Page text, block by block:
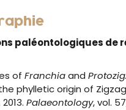
paléontologiques de
of Franchiaand
phylletic origin of
Palaeontology, vol.